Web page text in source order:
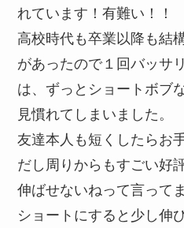
れています！有難い！！
高校時代も卒業以降も結
があったので１回バッサ
は、ずっとショートボブ
見慣れてしまいました。
友達本人も短くしたらお
だし周りからもすごい好
伸ばせないねって言って
ショートにすると少し伸